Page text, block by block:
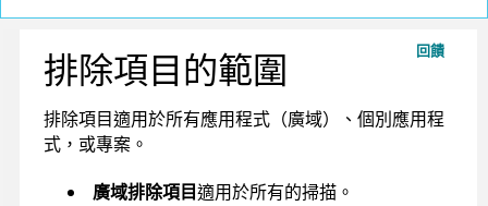
回饋
排除項目的範圍
排除項目適用於所有應用程式（廣域）、個別應用程
式，或專案。
廣域排除項目適用於所有的掃描。